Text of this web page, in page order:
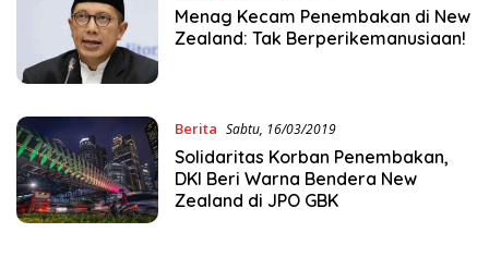
Menag Kecam Penembakan di New
Zealand: Tak Berperikemanusiaan!
Berita Sabtu, 16/03/2019
Solidaritas Korban Penembakan,
DKI Beri Warna Bendera New
Zealand di JPO GBK